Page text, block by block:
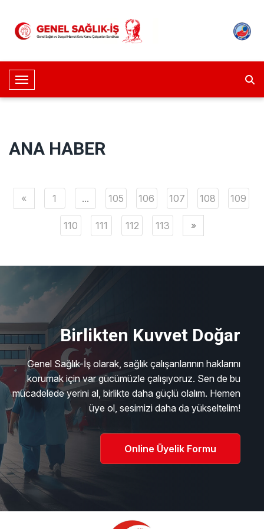
Toggle Navigation
ANA HABER
« 1 ... 105 106 107 108 109
110 111 112 113 »
Birlikten Kuvvet Doğar
Genel Sağlık-İş olarak, sağlık çalışanlarının haklarını
korumak için var gücümüzle çalışıyoruz. Sen de bu
mücadelede yerini al, birlikte daha güçlü olalım. Hemen
üye ol, sesimizi daha da yükseltelim!
Online Üyelik Formu